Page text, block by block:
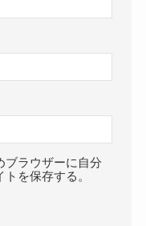
ブラウザーに自分
を保存する。